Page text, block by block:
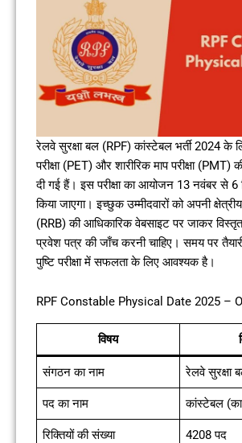
रेलवे सुरक्षा बल (RPF) कांस्टेबल भर्ती 2024 के
परीक्षा (PET) और शारीरिक माप परीक्षा (PMT)
दी गई हैं। इस परीक्षा का आयोजन 13 नवंबर से
किया जाएगा। इच्छुक उम्मीदवारों को अपनी क्षेत्रीय
(RRB) की आधिकारिक वेबसाइट पर जाकर
प्रवेश पत्र की जाँच करनी चाहिए। समय पर
पुष्टि परीक्षा में सफलता के लिए आवश्यक है।
RPF Constable Physical Date 2025 –
विषय
संगठन का नाम रेलवे सुरक्षा
पद का नाम कांस्टेबल
रिक्तियों की संख्या 4208 पद